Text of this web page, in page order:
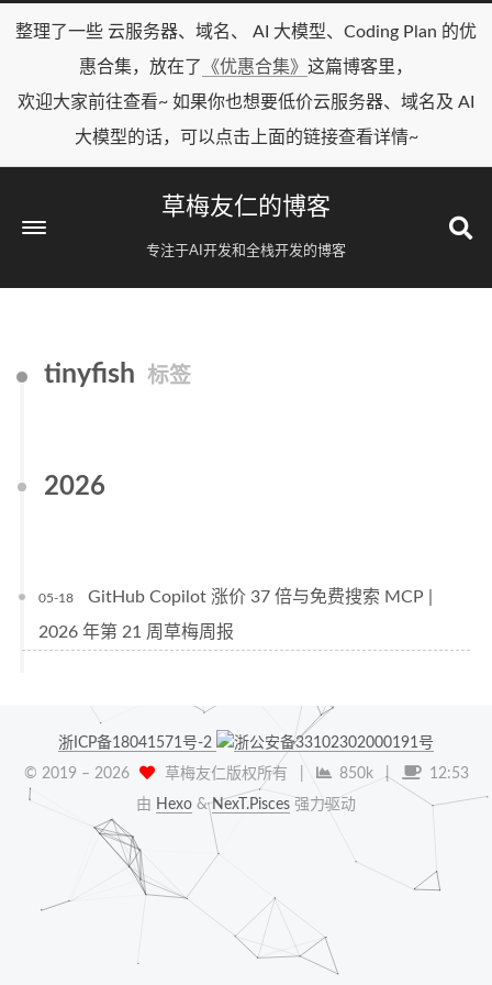
整理了一些 云服务器、域名、 AI 大模型、Coding Plan 的优
惠合集，放在了
《优惠合集》 这篇博客里，
欢迎大家前往查看~ 如果你也想要低价云服务器、域名及 AI
大模型的话，可以点击上面的链接查看详情~
草梅友仁的博客
专注于AI开发和全栈开发的博客
tinyfish 标签
2026
05-18
GitHub Copilot 涨价 37 倍与免费搜索 MCP |
2026 年第 21 周草梅周报
浙ICP备18041571号-2
浙公安备33102302000191号
© 2019 – 2026 草梅友仁版权所有 850k |
12:53
由 Hexo &NexT.Pisces 强力驱动